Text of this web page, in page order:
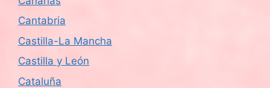
Cantabria
Castilla-La Mancha
Castilla y León
Cataluña